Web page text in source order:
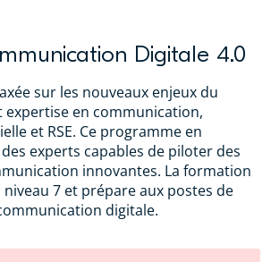
Digitale 4.0
sur les nouveaux enjeux du
en communication,
et RSE. Ce programme en
experts capables de piloter des
innovantes. La formation
niveau 7 et prépare aux postes de
digitale.